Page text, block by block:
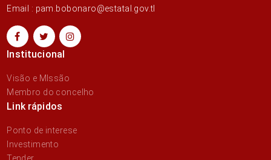
Email : pam.bobonaro@estatal.gov.tl
Institucional
Visão e MIssão
Membro do concelho
Link rápidos
Ponto de interese
Investimento